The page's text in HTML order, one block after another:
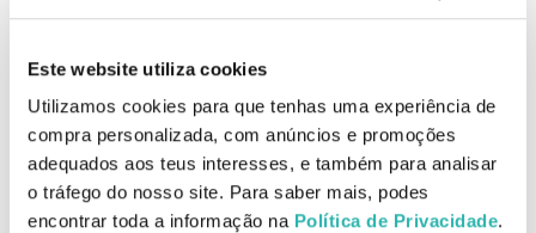
Este website utiliza cookies
Utilizamos cookies para que tenhas uma experiência de
compra personalizada, com anúncios e promoções
adequados aos teus interesses, e também para analisar
o tráfego do nosso site. Para saber mais, podes
encontrar toda a informação na Política de Privacidade.
Truss Blond Revolution
Máscara 180g
€38. 70€43. PVPR
ADICIONAR
€49.27€56. PVPR
ADICIONAR